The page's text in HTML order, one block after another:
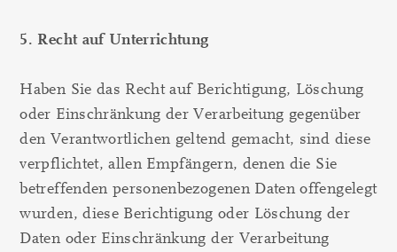
5. Recht auf Unterrichtung
Haben Sie das Recht auf Berichtigung, Löschung
oder Einschränkung der Verarbeitung gegenüber
den Verantwortlichen geltend gemacht, sind diese
verpflichtet, allen Empfängern, denen die Sie
betreffenden personenbezogenen Daten offengelegt
wurden, diese Berichtigung oder Löschung der
Daten oder Einschränkung der Verarbeitung